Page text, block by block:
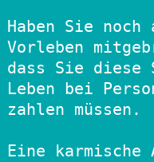
Haben Sie
Vorleben
dass Sie diese
Leben bei
zahlen müssen.
Eine karmische